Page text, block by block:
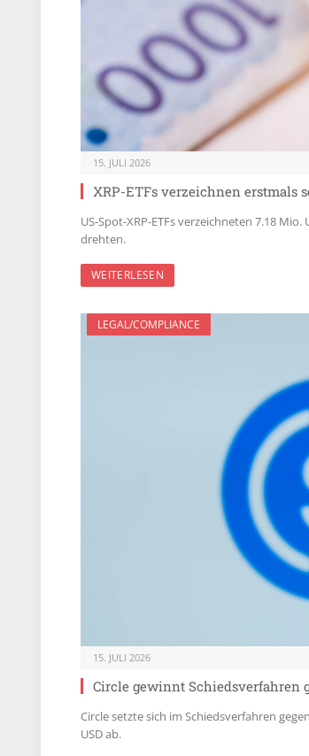
15. JULI 2026
XRP-ETFs verzeichnen erstmals
US-Spot-XRP-ETFs verzeichneten 7.18
drehten.
WEITERLESEN
LEGAL/COMPLIANCE
15. JULI 2026
Circle gewinnt Schiedsverfahren
Circle setzte sich im Schiedsverfahren
USD ab.